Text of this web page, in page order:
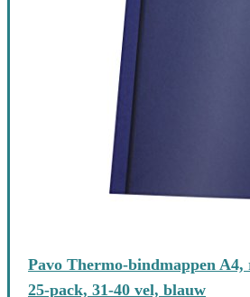
Pavo Thermo-bindmappen A4,
25-pack, 31-40 vel, blauw